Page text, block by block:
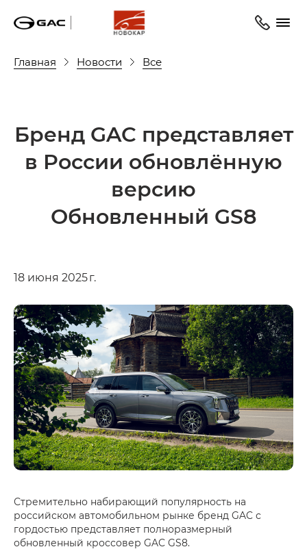
Главная Новости Все
Бренд GAC представляет
в России обновлённую
версию
Обновленный GS8
18 июня 2025 г.
Стремительно набирающий популярность на
российском автомобильном рынке бренд GAC с
гордостью представляет полноразмерный
обновленный кроссовер GAC GS8.